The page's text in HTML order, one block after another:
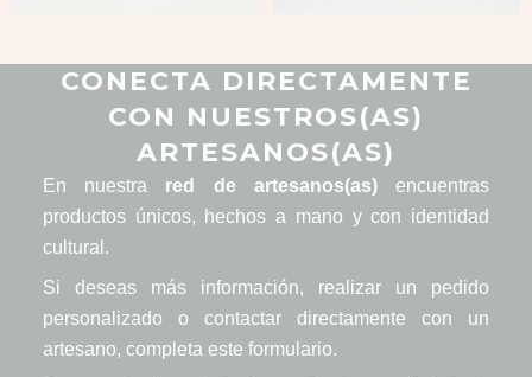
CONECTA DIRECTAMENTE
CON NUESTROS(AS)
ARTESANOS(AS)
En nuestra red de artesanos(as)encuentras
productos únicos, hechos a mano y con identidad
cultural.
Si deseas más información, realizar un pedido
personalizado o contactar directamente con un
artesano, completa este formulario.